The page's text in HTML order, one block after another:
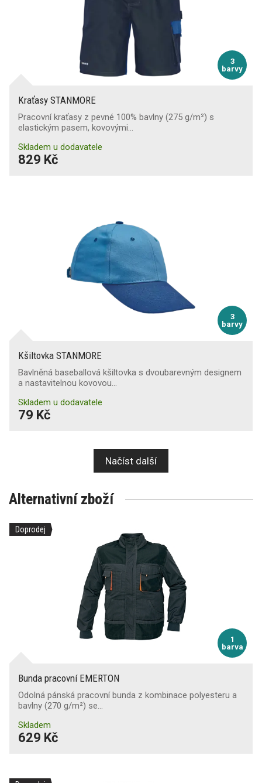
3
barvy
Kraťasy STANMORE
Pracovní kraťasy z pevné 100% bavlny (275 g/m²) s
elastickým pasem, kovovými…
Skladem u dodavatele
829 Kč
3
barvy
Kšiltovka STANMORE
Bavlněná baseballová kšiltovka s dvoubarevným designem
a nastavitelnou kovovou…
Skladem u dodavatele
79 Kč
Načíst další
Alternativní zboží
Doprodej
1
barva
Bunda pracovní EMERTON
Odolná pánská pracovní bunda z kombinace polyesteru a
bavlny (270 g/m²) se…
Skladem
629 Kč